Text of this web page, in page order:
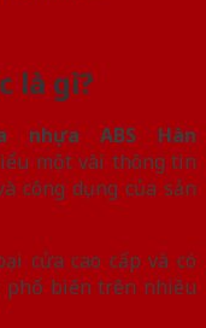
là gì?
nhựa ABS Hàn
một vài thông tin
công dụng của sản
cửa cao cấp và có
phổ biến trên nhiều